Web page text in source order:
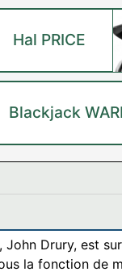
Hal PRICE
Blackjack
Drury, est
la fonction de